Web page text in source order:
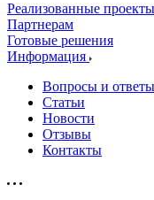
Реализованные проекты
Партнерам
Готовые решения
Информация
Вопросы и ответы
Статьи
Новости
Отзывы
Контакты